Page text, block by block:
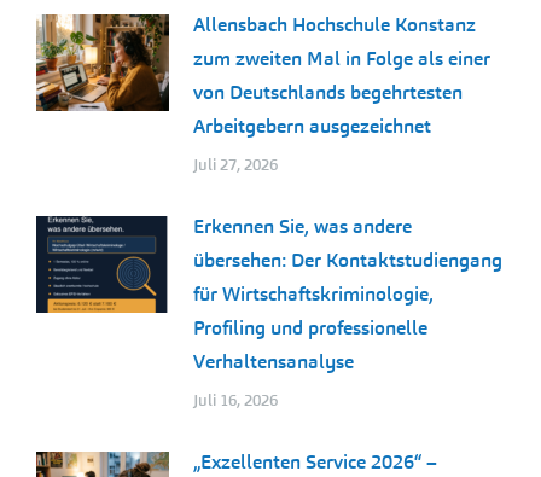
Allensbach Hochschule Konstanz
zum zweiten Mal in Folge als einer
von Deutschlands begehrtesten
Arbeitgebern ausgezeichnet
Juli 27, 2026
Erkennen Sie, was andere
übersehen: Der Kontaktstudiengang
für Wirtschaftskriminologie,
Profiling und professionelle
Verhaltensanalyse
Juli 16, 2026
„Exzellenten Service 2026“ –